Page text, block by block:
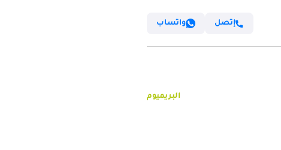
إتصل واتساب
البريميوم